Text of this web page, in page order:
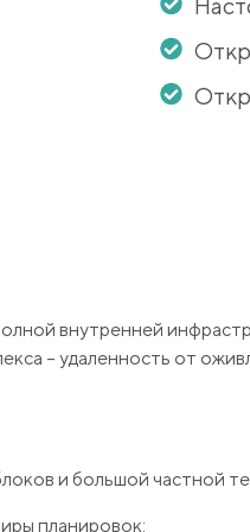
внутренней
– удаленность от
и большой частной
планировок: